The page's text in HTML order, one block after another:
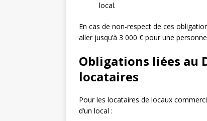
local.
En cas de non-respect de ces
aller jusqu’à 3 000 € pour une
Obligations liées au
locataires
Pour les locataires de locaux
d’un local :